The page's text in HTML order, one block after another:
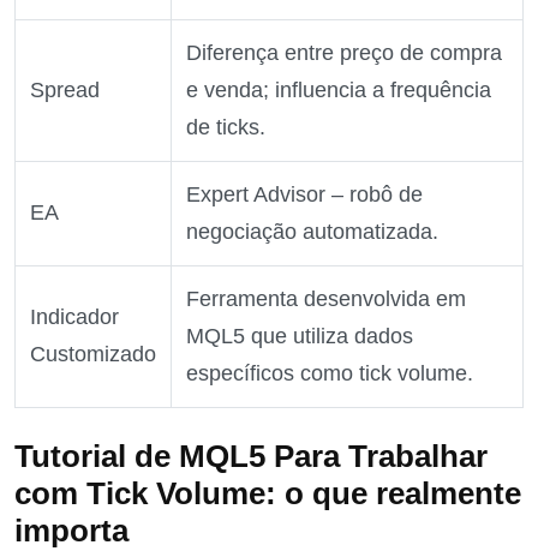
Spread
Diferença entre preço de compra
e venda; influencia a frequência
de ticks.
EA
Expert Advisor – robô de
negociação automatizada.
Indicador
Customizado
Ferramenta desenvolvida em
MQL5 que utiliza dados
específicos como tick volume.
Tutorial de MQL5 Para Trabalhar
com Tick Volume: o que realmente
importa